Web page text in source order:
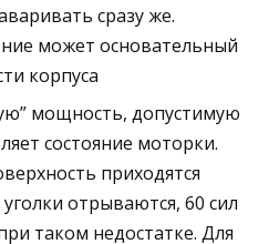
сразу же.
может основательный
корпуса
мощность, допустимую
состояние моторки.
приходятся
отрываются, 60 сил
таком недостатке. Для